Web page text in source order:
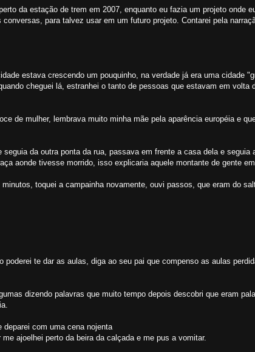
da estação de trem em 2007, enquanto eu fazia um projeto onde
para talvez usar em um futuro projeto. Contarei pela
estava crescendo um pouquinho, na verdade já era uma cidade
cheguei lá, estranhei o tanto de pessoas que estavam em volta
de mulher, lembrava muito minha mãe pela aparência européia e
da outra ponta da rua, passava em frente a casa dela e seguia
aonde tivesse morrido, isso explicaria aquele montante de gente
toquei a campainha novamente, ouvi passos, que eram do
te dar as aulas, diga ao seu pai que compenso as aulas
dizendo palavras que muito tempo depois descobri que eram
com uma cena nojenta
ajoelhei perto da beira da calçada e me pus a vomitar.